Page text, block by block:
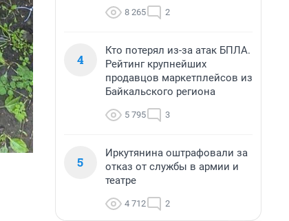
8 265 2
4
Кто потерял из-за атак БПЛА.
Рейтинг крупнейших
продавцов маркетплейсов из
Байкальского региона
5 795 3
5
Иркутянина оштрафовали за
отказ от службы в армии и
театре
4 712 2